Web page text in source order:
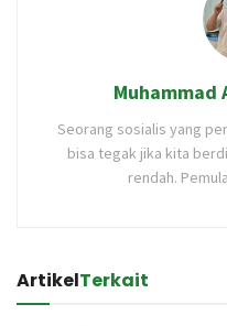
Muhammad
Seorang sosialis yang
bisa tegak jika kita
rendah.
ArtikelTerkait